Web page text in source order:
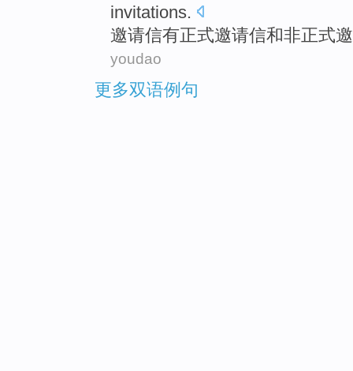
invitations.
邀请信有正式邀请信和非正式
youdao
更多双语例句